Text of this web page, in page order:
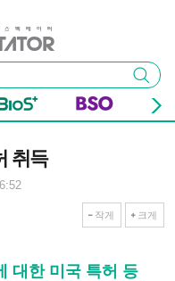
검색
취득
작게 크게
대한 미국 특허 등